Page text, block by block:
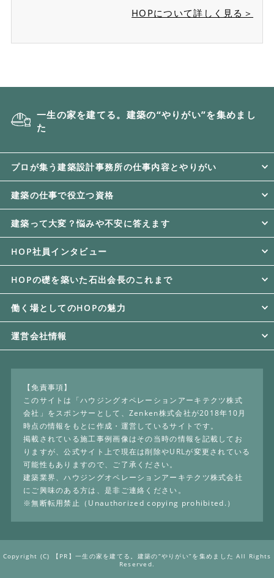
HOPについて詳しく見る＞
一生の家を建てる。建築の“やりがい”を集めまし
た
プロが集う建築設計事務所の仕事内容とやりがい
建築の仕事で役立つ資格
建築って大変？悩みや不安に答えます
HOP社員インタビュー
HOPの礎を築いた石出会長のこれまで
働く場としてのHOPの魅力
運営会社情報
【免責事項】
このサイトは「ハウジングオペレーションアーキテクツ株式
会社」をスポンサーとして、Zenken株式会社が2018年10月
時点の情報をもとに作成・運営しているサイトです。
掲載されている施工事例画像はその当時の情報を記載してお
りますが、公式サイト上で現在は削除やURLが変更されている
可能性もありますので、ご了承ください。
建築業界、ハウジングオペレーションアーキテクツ株式会社
にご興味のある方は、是非ご連絡ください。
※無断転用禁止（Unauthorized copying prohibited.）
Copyright (C) 【PR】 一生の家を建てる。建築の“やりがい”を集めました All Rights
Reserved.